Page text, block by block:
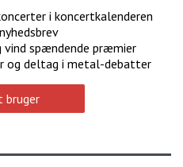
i koncertkalenderen
vind spændende præmier
og deltag i metal-debatter
bruger